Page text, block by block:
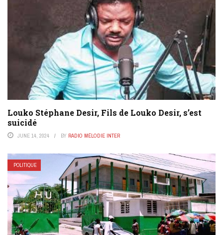
Louko Stéphane Desir, Fils de Louko Desir, s’est
suicidé
JUNE 14, 2024 BY RADIO MÉLODIE INTER
POLITIQUE